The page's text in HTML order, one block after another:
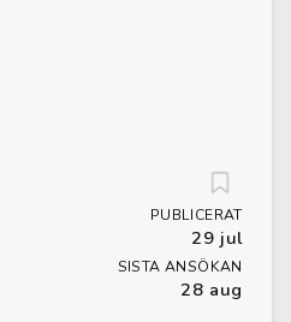
PUBLICERAT
29 jul
SISTA ANSÖKAN
28 aug